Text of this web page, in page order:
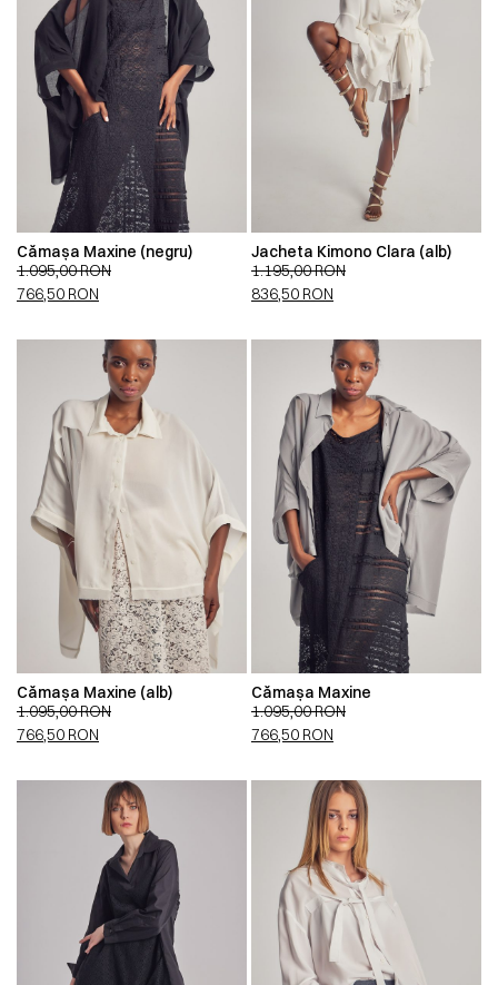
Cămașa Maxine (negru)
1.095,00RON
766,50 RON
Jacheta Kimono Clara (alb)
1.195,00RON
836,50 RON
Cămașa Maxine (alb)
1.095,00RON
766,50 RON
Cămașa Maxine
1.095,00RON
766,50 RON